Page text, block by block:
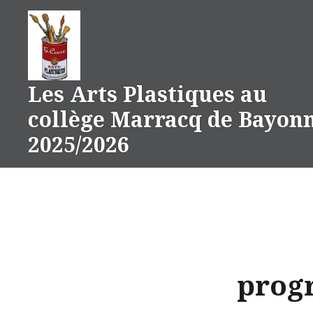
Les Arts Plastiques au
collège Marracq de
2025/2026